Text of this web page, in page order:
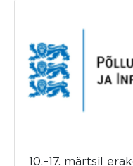
10.–17. märtsil